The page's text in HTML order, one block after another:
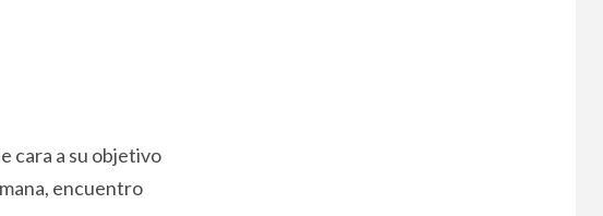
cara a su objetivo
encuentro